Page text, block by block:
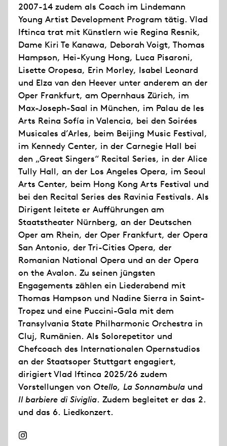
2007-14 zudem als Coach im Lindemann
Young Artist Development Program tätig. Vlad
Iftinca trat mit Künstlern wie Regina Resnik,
Dame Kiri Te Kanawa, Deborah Voigt, Thomas
Hampson, Hei-Kyung Hong, Luca Pisaroni,
Lisette Oropesa, Erin Morley, Isabel Leonard
und Elza van den Heever unter anderem an der
Oper Frankfurt, am Opernhaus Zürich, im
Max-Joseph-Saal in München, im Palau de les
Arts Reina Sofía in Valencia, bei den Soirées
Musicales d’Arles, beim Beijing Music Festival,
im Kennedy Center, in der Carnegie Hall bei
den „Great Singers“ Recital Series, in der Alice
Tully Hall, an der Los Angeles Opera, im Seoul
Arts Center, beim Hong Kong Arts Festival und
bei den Recital Series des Ravinia Festivals. Als
Dirigent leitete er Aufführungen am
Staatstheater Nürnberg, an der Deutschen
Oper am Rhein, der Oper Frankfurt, der Opera
San Antonio, der Tri-Cities Opera, der
Romanian National Opera und an der Opera
on the Avalon. Zu seinen jüngsten
Engagements zählen ein Liederabend mit
Thomas Hampson und Nadine Sierra in Saint-
Tropez und eine Puccini-Gala mit dem
Transylvania State Philharmonic Orchestra in
Cluj, Rumänien. Als Solorepetitor und
Chefcoach des Internationalen Opernstudios
an der Staatsoper Stuttgart engagiert,
dirigiert Vlad Iftinca 2025/26 zudem
Vorstellungen von Otello, La Sonnambula und
Il barbiere di Siviglia. Zudem begleitet er das 2.
und das 6. Liedkonzert.